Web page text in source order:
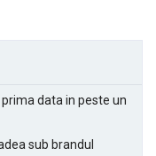
data in peste un
sub brandul